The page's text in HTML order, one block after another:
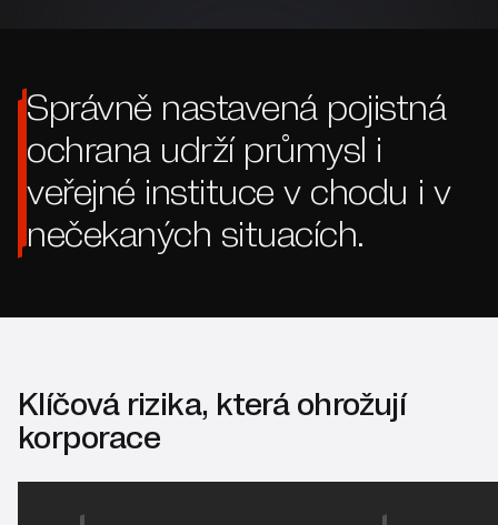
Správně nastavená pojistná
ochrana udrží průmysl i
veřejné instituce v chodu i v
nečekaných situacích.
Klíčová rizika, která ohrožují
korporace